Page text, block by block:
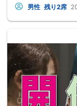
男性 残り2席